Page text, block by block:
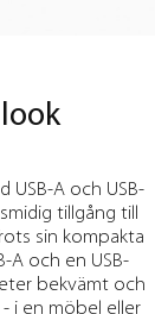
A och USB-
tillgång till
sin kompakta
A och en USB-
bekvämt och
i en möbel eller